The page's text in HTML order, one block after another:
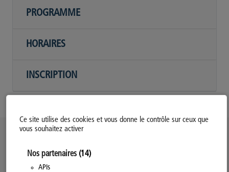
Ce site utilise des cookies et vous donne le contrôle sur ceux que
vous souhaitez activer
Nos partenaires (14)
APIs
PROGRAMME
HORAIRES
INSCRIPTION
Modifiez votre consentement